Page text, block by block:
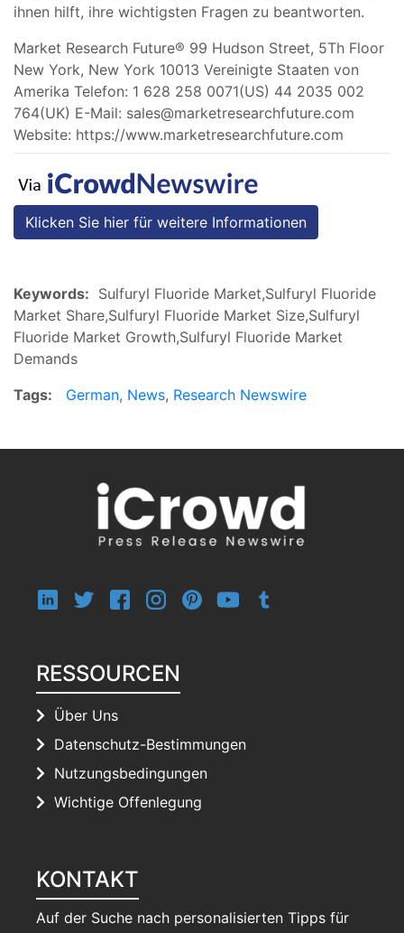
ihnen hilft, ihre wichtigsten Fragen zu beantworten.
Market Research Future® 99 Hudson Street, 5Th Floor
New York, New York 10013 Vereinigte Staaten von
Amerika Telefon: 1 628 258 0071(US) 44 2035 002
764(UK) E-Mail: sales@marketresearchfuture.com
Website: https://www.marketresearchfuture.com
Klicken Sie hier für weitere Informationen
Keywords: Sulfuryl Fluoride Market,Sulfuryl Fluoride
Market Share,Sulfuryl Fluoride Market Size,Sulfuryl
Fluoride Market Growth,Sulfuryl Fluoride Market
Demands
Tags:
German, News, Research Newswire
RESSOURCEN
Über Uns
Datenschutz-Bestimmungen
Nutzungsbedingungen
Wichtige Offenlegung
KONTAKT
Auf der Suche nach personalisierten Tipps für